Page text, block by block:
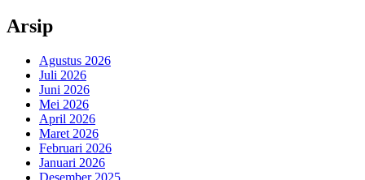
Arsip
Agustus 2026
Juli 2026
Juni 2026
Mei 2026
April 2026
Maret 2026
Februari 2026
Januari 2026